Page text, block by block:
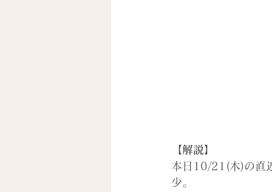
【解説】
本日10/21(木)の直
少。